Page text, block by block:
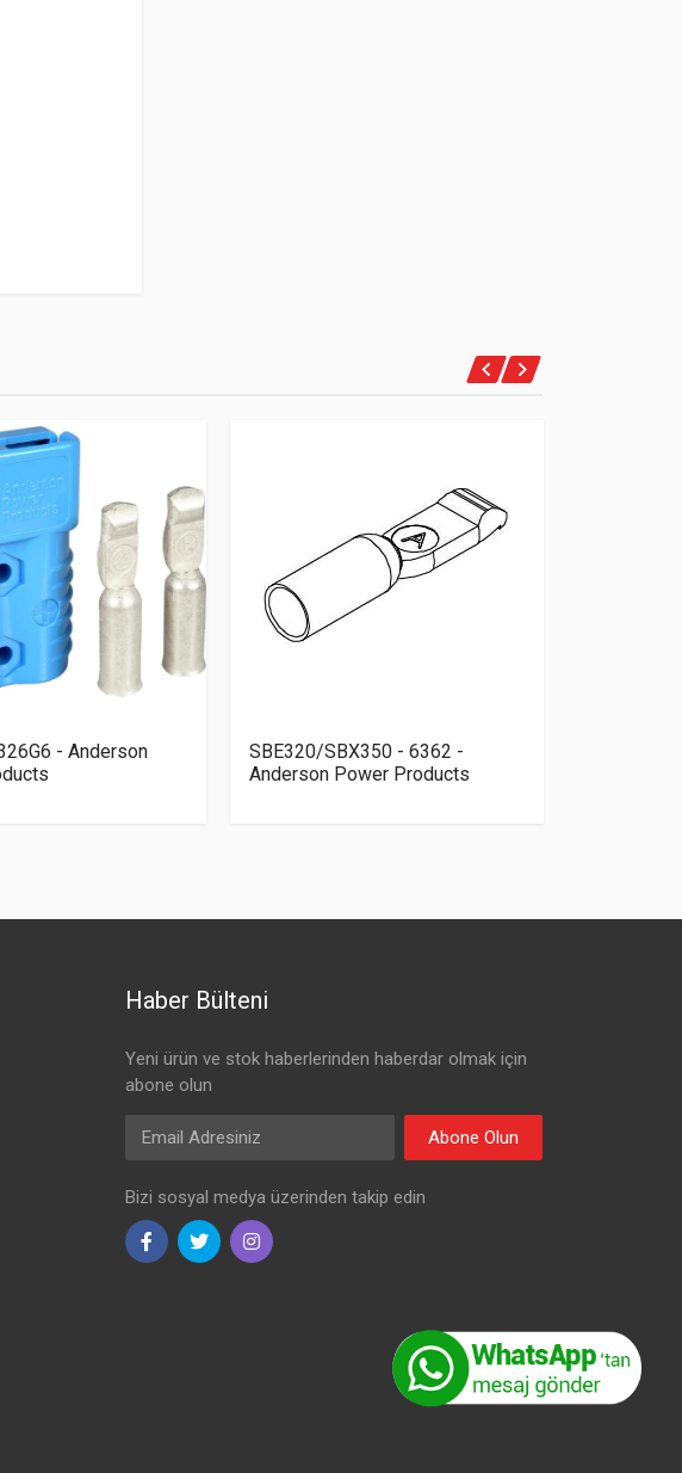
- Anderson
SBE320/SBX350 - 6362 -
Anderson Power Products
Haber Bülteni
Yeni ürün ve stok haberlerinden haberdar olmak için
abone olun
Email Adresiniz
Abone Olun
Bizi sosyal medya üzerinden takip edin